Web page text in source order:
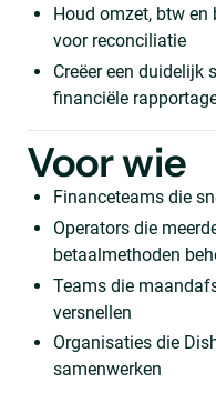
Houd omzet, btw
voor reconciliatie
Creëer een duidelijk
financiële
Voor wie
Financeteams die
Operators die
betaalmethoden
Teams die
versnellen
Organisaties die
samenwerken